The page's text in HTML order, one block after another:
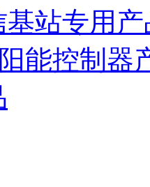
基站专用产
能控制器